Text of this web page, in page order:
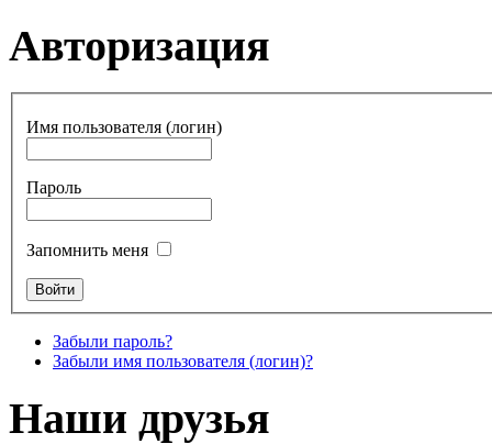
Авторизация
Имя пользователя (логин)
Пароль
Запомнить меня
Забыли пароль?
Забыли имя пользователя (логин)?
Наши друзья